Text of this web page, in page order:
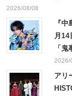
2026/08/08
『
月14
「
2026/
アリ